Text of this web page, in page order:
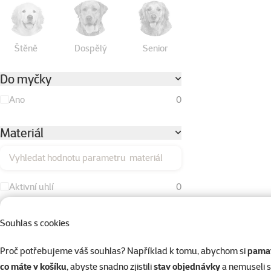
Souhlas s cookies
Proč potřebujeme váš souhlas? Například k tomu, abychom si
co máte v košíku, abyste snadno zjistilistav objednávkya nemuseli
Štěně Dospělý Senior
Do myčky
Ano 0
Materiál
Vyhledat hodnotu parametru materiál
Aktivní uhlí
0
Duté vlákno
Dřevo
0